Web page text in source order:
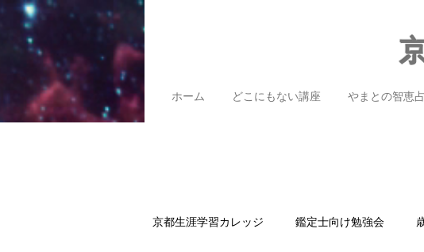
ホーム どこにもない講座 やまとの智恵
京都生涯学習カレッジ 鑑定士向け勉強会